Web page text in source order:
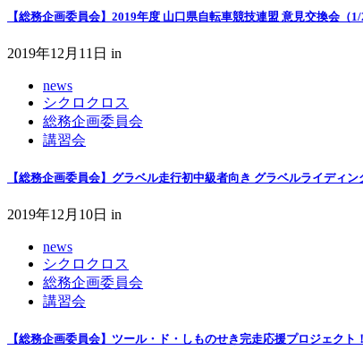
【総務企画委員会】2019年度 山口県自転車競技連盟 意見交換会（
2019年12月11日 in
news
シクロクロス
総務企画委員会
講習会
【総務企画委員会】グラベル走行初中級者向き グラベルライディ
2019年12月10日 in
news
シクロクロス
総務企画委員会
講習会
【総務企画委員会】ツール・ド・しものせき完走応援プロジェク